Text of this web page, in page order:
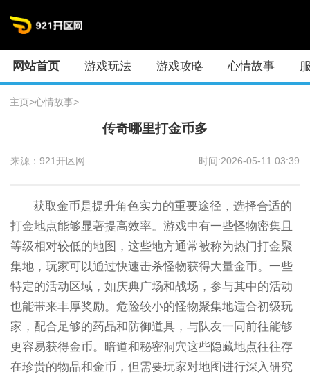
网站首页 游戏玩法 游戏攻略 心情故事
主页>心情故事>
传奇哪里打金币多
来源：921开区网 时间:2026-05-11 03:39
获取金币是提升角色实力的重要途径，选择合适的
打金地点能够显著提高效率。游戏中有一些怪物密集且
等级相对较低的地图，这些地方通常被称为热门打金聚
集地，玩家可以通过快速击杀怪物获得大量金币。一些
特定的活动区域，如庆典广场和战场，参与其中的活动
也能带来丰厚奖励。危险较小的怪物聚集地适合初级玩
家，配合足够的药品和防御道具，与队友一同前往能够
更容易获得金币。暗道和秘密洞穴这些隐藏地点往往存
在珍贵的物品和金币，但需要玩家对地图进行深入研究